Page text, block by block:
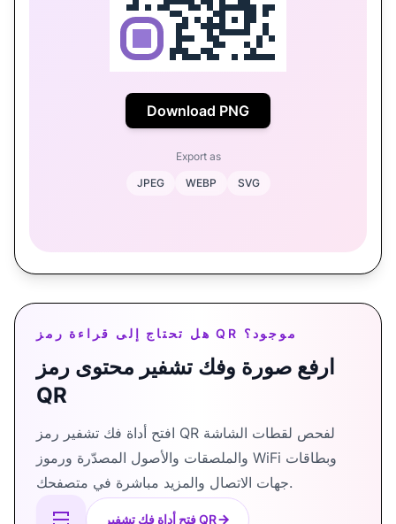
Download PNG
Export as
JPEG
WEBP SVG
هل تحتاج إلى قراءة رمز QR موجود؟
ارفع صورة وفك تشفير محتوى رمز
QR
افتح أداة فك تشفير رمز QR لفحص لقطات الشاشة
والملصقات والأصول المصدّرة ورموز WiFi وبطاقات
جهات الاتصال والمزيد مباشرة في متصفحك.
فتح أداة فك تشفير QR